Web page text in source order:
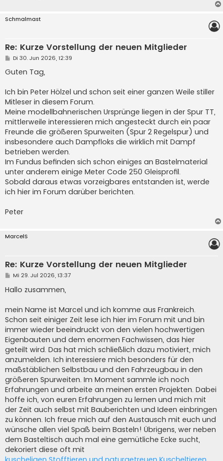
Schmalmast
Re: Kurze Vorstellung der neuen Mitglieder
B
i
t
a
g
Di 30. Jun 2026, 12:39
Guten Tag,
Ich bin Peter Hölzel und schon seit einer ganzen Weile stiller
Mitleser in diesem Forum.
Meine modellbahnerischen Ursprünge liegen in der Spur TT,
mittlerweile interessieren mich angesteckt durch ein paar
Freunde die größeren Spurweiten (Spur 2 Regelspur) und
insbesondere auch Dampfloks die wirklich mit Dampf
betrieben werden.
Im Fundus befinden sich schon einiges an Bastelmaterial
unter anderem einige Meter Code 250 Gleisprofil.
Sobald daraus etwas vorzeigbares entstanden ist, werde
ich hier im Forum darüber berichten.
Peter
MarcelS
Re: Kurze Vorstellung der neuen Mitglieder
B
i
t
a
g
Mi 29. Jul 2026, 13:37
Hallo zusammen,
mein Name ist Marcel und ich komme aus Frankreich.
Schon seit einiger Zeit lese ich hier im Forum mit und bin
immer wieder beeindruckt von den vielen hochwertigen
Eigenbauten und dem enormen Fachwissen, das hier
geteilt wird. Das hat mich schließlich dazu motiviert, mich
anzumelden. Ich interessiere mich besonders für den
maßstäblichen Selbstbau und den Fahrzeugbau in den
größeren Spurweiten. Im Moment sammle ich noch
Erfahrungen und arbeite an meinen ersten Projekten. Dabei
hoffe ich, von euren Erfahrungen zu lernen und mich mit
der Zeit auch selbst mit Bauberichten und Ideen einbringen
zu können. Ich freue mich auf den Austausch mit euch und
wünsche allen viel Spaß beim Basteln! Übrigens, wer neben
dem Basteltisch auch mal eine gemütliche Ecke sucht,
dekoriert diese oft mit